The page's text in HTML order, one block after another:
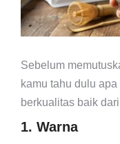
Sebelum
kamu tahu dulu
berkualitas baik
1. Warna